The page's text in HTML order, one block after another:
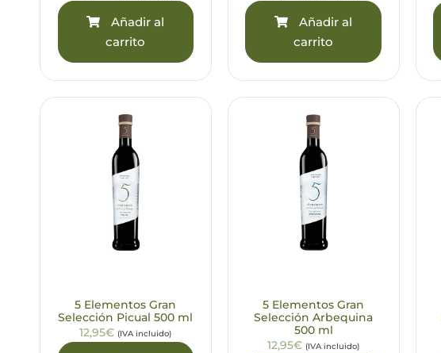
Añadir al
carrito
Añadir al
carrito
5 Elementos Gran
Selección Picual 500 ml
12,95€ (IVA incluido)
5 Elementos Gran
Selección Arbequina
500 ml
12,95€ (IVA incluido)